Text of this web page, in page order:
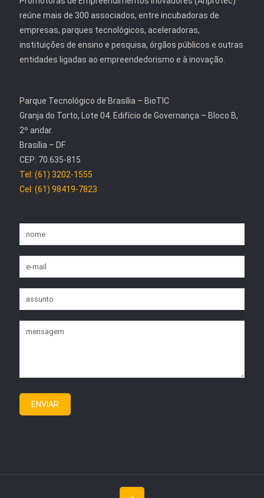
reúne mais de 300 associados, entre incubadoras de
empresas, parques tecnológicos, aceleradoras,
instituições de ensino e pesquisa, órgãos públicos e outras
entidades ligadas ao empreendedorismo e à inovação.
Parque Tecnológico de Brasília – BioTIC
Granja do Torto, Lote 04. Edifício de Governança – Bloco B,
2º andar.
Brasília – DF
CEP: 70.635-815
Tel: (61) 3202-1555
Cel: (61) 98419-7823